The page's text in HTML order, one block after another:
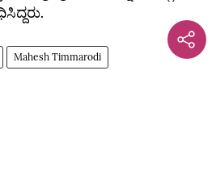
Mahesh Timmarodi